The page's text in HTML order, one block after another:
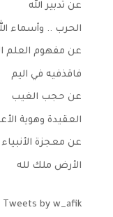
عن تدبير الله
الحرب .. وأسماء
عن مفهوم العلم
فاقذفيه في اليم
عن حجب الغيب
العقيدة وهوية
عن معجزة الأنبياء
الأرض ملك لله
Tweets by w_afik